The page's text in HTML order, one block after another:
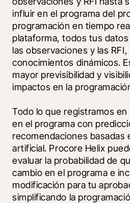
influir en el programa del
programación en tiempo
plataforma, todos tus
las observaciones y las
conocimientos dinámicos.
mayor previsibilidad y
impactos en la
Todo lo que registramos
en el programa con
recomendaciones basadas
artificial. Procore Helix
evaluar la probabilidad de
cambio en el programa e
modificación para tu
simplificando la